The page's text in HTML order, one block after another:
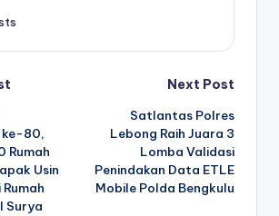
ke-80,
Rumah
Usin
Surya
Next Post
Satlantas Polres
Lebong Raih Juara 3
Lomba Validasi
Penindakan Data ETLE
Mobile Polda Bengkulu